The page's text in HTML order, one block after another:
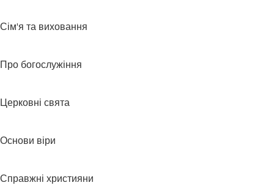
Сім'я та виховання
Про богослужіння
Церковні свята
Основи віри
Справжні християни